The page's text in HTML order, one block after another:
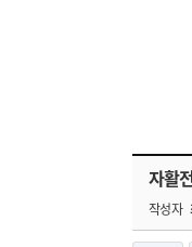
자활
작성자